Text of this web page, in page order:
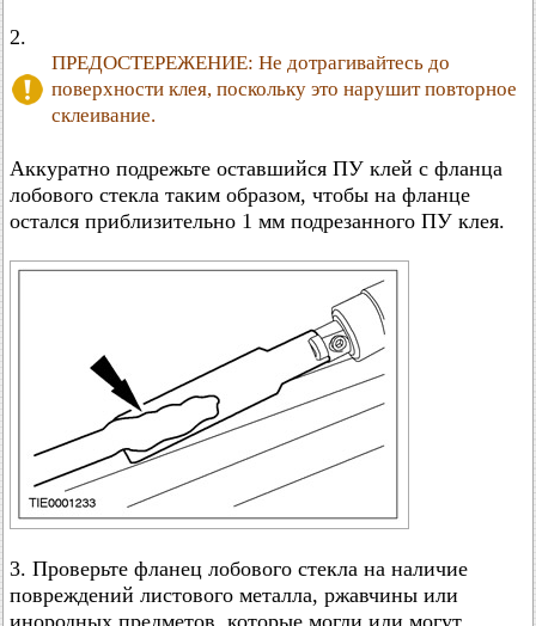
2.
ПРЕДОСТЕРЕЖЕНИЕ: Не дотрагивайтесь до
поверхности клея, поскольку это нарушит повторное
склеивание.
Аккуратно подрежьте оставшийся ПУ клей с фланца
лобового стекла таким образом, чтобы на фланце
остался приблизительно 1 мм подрезанного ПУ клея.
3. Проверьте фланец лобового стекла на наличие
повреждений листового металла, ржавчины или
инородных предметов, которые могли или могут